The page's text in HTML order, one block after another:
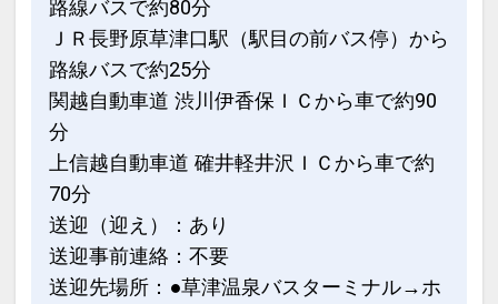
路線バスで約80分
ＪＲ長野原草津口駅（駅目の前バス停）から
路線バスで約25分
関越自動車道 渋川伊香保ＩＣから車で約90
分
上信越自動車道 確井軽井沢ＩＣから車で約
70分
送迎（迎え）：あり
送迎事前連絡：不要
送迎先場所：●草津温泉バスターミナル→ホ